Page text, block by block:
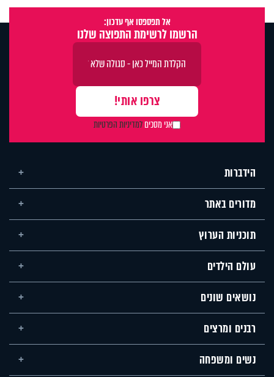
אל תפספסו אף עדכון:
הרשמו לרשימת התפוצה שלנו
אני מסכיםלמדיניות הפרטיות
הידברות
מדורים באתר
תוכניות הערוץ
עולם הילדים
נושאים שונים
רבנים ומרצים
נשים ומשפחה